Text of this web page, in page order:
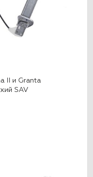
II и Granta
SAV